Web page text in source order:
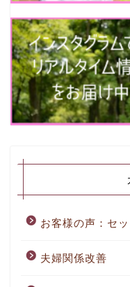
お客様の声：セ
夫婦関係改善